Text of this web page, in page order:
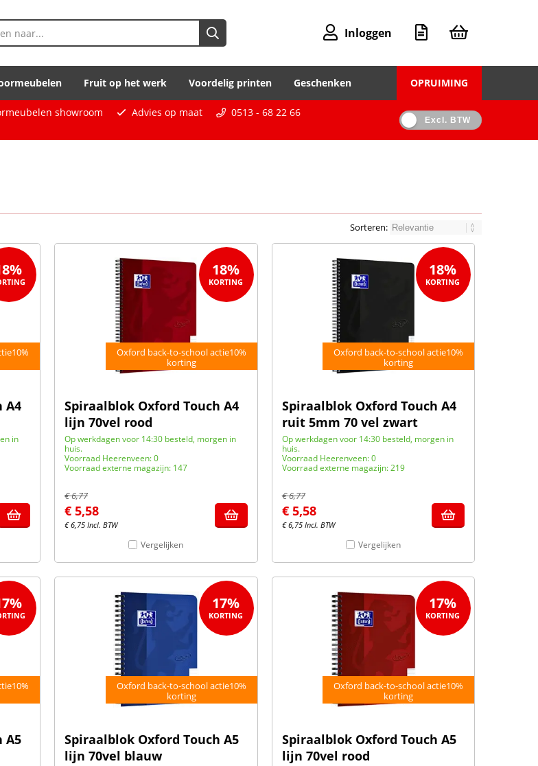
Inloggen
Fruit op het werk Voordelig printen Geschenken OPRUIMING
showroom Advies op maat
0513 - 68 22 66
Excl. BTW
Sorteren:
A4
in
Oxford back-to-school actie10%
korting
Spiraalblok Oxford Touch A4
lijn 70vel rood
Op werkdagen voor 14:30 besteld, morgen in
huis.
Voorraad Heerenveen: 0
Voorraad externe magazijn: 147
€6,77
18%
€ 5,58
€6,75 Incl. BTW
Vergelijken
Oxford back-to-school actie10%
korting
Spiraalblok Oxford Touch A4
ruit 5mm 70 vel zwart
Op werkdagen voor 14:30 besteld, morgen in
huis.
Voorraad Heerenveen: 0
Voorraad externe magazijn: 219
€6,77
18%
€ 5,58
€6,75 Incl. BTW
Vergelijken
A5
Oxford back-to-school actie10%
korting
Spiraalblok Oxford Touch A5
lijn 70vel blauw
17%
Oxford back-to-school actie10%
korting
Spiraalblok Oxford Touch A5
lijn 70vel rood
17%